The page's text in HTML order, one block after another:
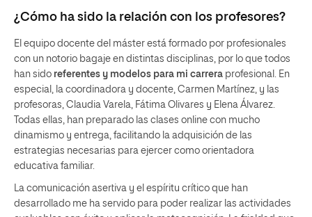
¿Cómo ha sido la relación con los profesores?
El equipo docente del máster está formado por profesionales
con un notorio bagaje en distintas disciplinas, por lo que todos
han sido referentes y modelos para mi carrera profesional. En
especial, la coordinadora y docente, Carmen Martínez, y las
profesoras, Claudia Varela, Fátima Olivares y Elena Álvarez.
Todas ellas, han preparado las clases online con mucho
dinamismo y entrega, facilitando la adquisición de las
estrategias necesarias para ejercer como orientadora
educativa familiar.
La comunicación asertiva y el espíritu crítico que han
desarrollado me ha servido para poder realizar las actividades